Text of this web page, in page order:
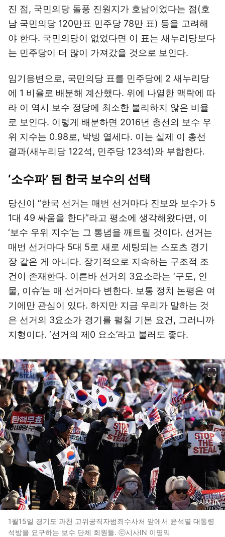
진 점, 국민의당 돌풍 진원지가 호남이었다는 점(호
남 국민의당 120만표 민주당 78만 표) 등을 고려해
야 한다. 국민의당이 없었다면 이 표는 새누리당보다
는 민주당이 더 많이 가져갔을 것으로 보인다.
임기응변으로, 국민의당 표를 민주당에 2 새누리당
에 1 비율로 배분해 계산했다. 위에 나열한 맥락에 따
라 이 역시 보수 정당에 최소한 불리하지 않은 비율
로 보인다. 이렇게 배분하면 2016년 총선의 보수 우
위 지수는 0.98로, 박빙 열세다. 이는 실제 이 총선
결과(새누리당 122석, 민주당 123석)와 부합한다.
‘소수파’ 된 한국 보수의 선택
당신이 “한국 선거는 매번 선거마다 진보와 보수가 5
1대 49 싸움을 한다”라고 평소에 생각해왔다면, 이
‘보수 우위 지수’는 그 통념을 깨트릴 것이다. 선거는
매번 선거마다 5대 5로 새로 세팅되는 스포츠 경기
장 같은 게 아니다. 장기적으로 지속하는 구조적 조
건이 존재한다. 이른바 선거의 3요소라는 ‘구도, 인
물, 이슈’는 매 선거마다 변한다. 보통 정치 논평은 여
기에만 관심이 있다. 하지만 지금 우리가 말하는 것
은 선거의 3요소가 경기를 펼칠 기본 요건, 그러니까
지형이다. ‘선거의 제0 요소’라고 불러도 좋다.
1월15일 경기도 과천 고위공직자범죄수사처 앞에서 윤석열 대통령
석방을 요구하는 보수 단체 회원들. ⓒ시사IN 이명익